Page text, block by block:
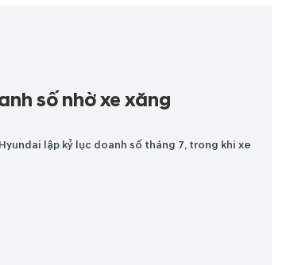
số nhờ xe xăng
lập kỷ lục doanh số tháng 7, trong khi xe